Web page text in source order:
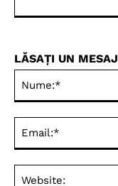
LĂSAȚI UN MESAJ